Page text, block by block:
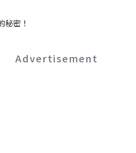
密！
Advertisement